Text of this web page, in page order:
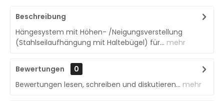
Beschreibung
Hängesystem mit Höhen- /Neigungsverstellung
(Stahlseilaufhängung mit Haltebügel) für... mehr
Bewertungen
0
Bewertungen lesen, schreiben und diskutieren... mehr